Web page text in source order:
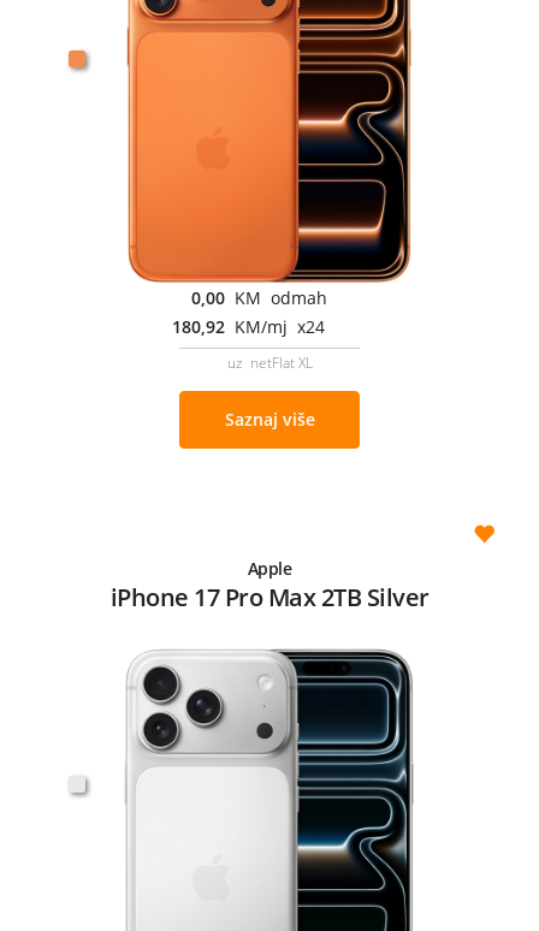
0,00 KM odmah
180,92 KM/mj x24
uz netFlat XL
Saznaj više
Apple
iPhone 17 Pro Max 2TB Silver